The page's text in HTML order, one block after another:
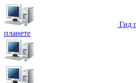
Гид
планете